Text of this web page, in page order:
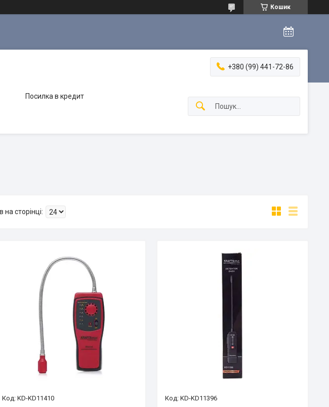
Кошик
+380 (99) 441-72-86
Посилка в кредит
KD-KD11410 KD-KD11396